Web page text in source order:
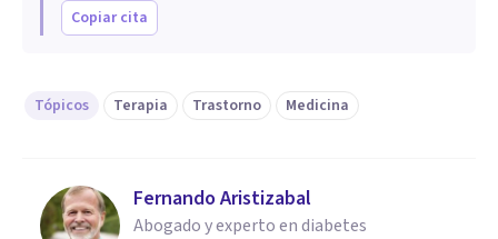
Copiar cita
Tópicos Terapia Trastorno Medicina
Fernando Aristizabal
Abogado y experto en diabetes